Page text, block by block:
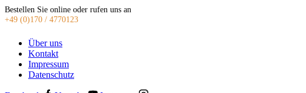
Bestellen Sie online oder rufen uns an
+49 (0)170 / 4770123
Über uns
Kontakt
Impressum
Datenschutz